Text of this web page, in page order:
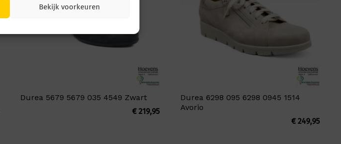
Bekijk voorkeuren
Durea 5679 5679 035 4549 Zwart
€219,95
Durea 6298 095 6298 0945 1514
Avorio
€249,95